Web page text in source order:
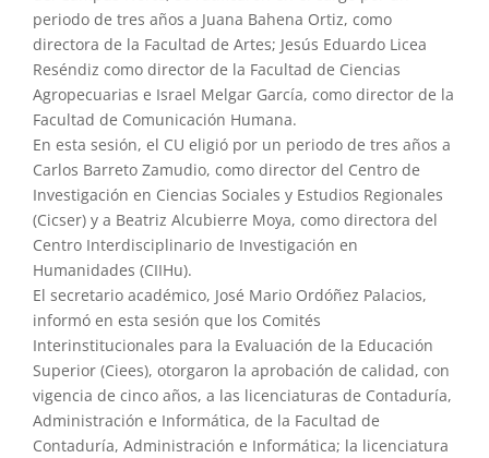
periodo de tres años a Juana Bahena Ortiz, como
directora de la Facultad de Artes; Jesús Eduardo Licea
Reséndiz como director de la Facultad de Ciencias
Agropecuarias e Israel Melgar García, como director de la
Facultad de Comunicación Humana.
En esta sesión, el CU eligió por un periodo de tres años a
Carlos Barreto Zamudio, como director del Centro de
Investigación en Ciencias Sociales y Estudios Regionales
(Cicser) y a Beatriz Alcubierre Moya, como directora del
Centro Interdisciplinario de Investigación en
Humanidades (CIIHu).
El secretario académico, José Mario Ordóñez Palacios,
informó en esta sesión que los Comités
Interinstitucionales para la Evaluación de la Educación
Superior (Ciees), otorgaron la aprobación de calidad, con
vigencia de cinco años, a las licenciaturas de Contaduría,
Administración e Informática, de la Facultad de
Contaduría, Administración e Informática; la licenciatura